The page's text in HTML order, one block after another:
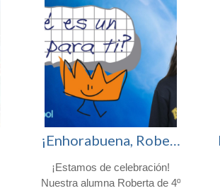
¡Enhorabuena, Roberta! Finalista en el certamen nacional «¿Qué es un Rey para ti?»
¡Estamos de celebración!
Nuestra alumna Roberta de 4º